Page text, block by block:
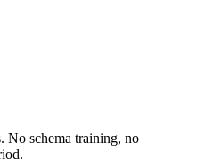
No schema training, no